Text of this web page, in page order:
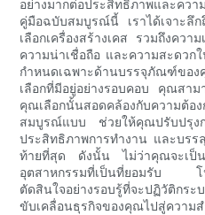
อย่างมากต่อประสิทธิภาพและคว
คู่มือฉบับสมบูรณ์นี้ เราได้เจาะลึ
เลือกเครื่องสร้างเคส รวมถึงควา
ความน่าเชื่อถือ และความสะดวก
กำหนดเฉพาะด้านบรรจุภัณฑ์ของ
เลือกที่มีอยู่อย่างรอบคอบ คุณสาม
คุณเลือกนั้นสอดคล้องกับความต้อ
สมบูรณ์แบบ ช่วยให้คุณปรับปรุง
ประสิทธิภาพการทำงาน และบรร
ท้ายที่สุด ดังนั้น ไม่ว่าคุณจะเป็น
อุตสาหกรรมที่เป็นที่ยอมรับ โป
ตัดสินใจอย่างรอบรู้ที่จะปฏิวัติกร
ขับเคลื่อนธุรกิจของคุณไปสู่ความส